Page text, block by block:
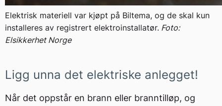
Elektrisk materiell var kjøpt på Biltema, og de skal kun
installeres av registrert elektroinstallatør. Foto:
Elsikkerhet Norge
Ligg unna det elektriske anlegget!
Når det oppstår en brann eller branntilløp, og